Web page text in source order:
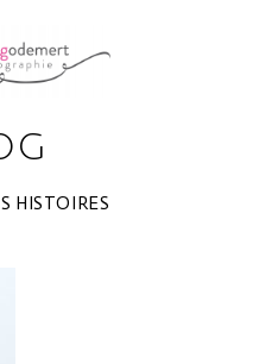
HISTOIRES